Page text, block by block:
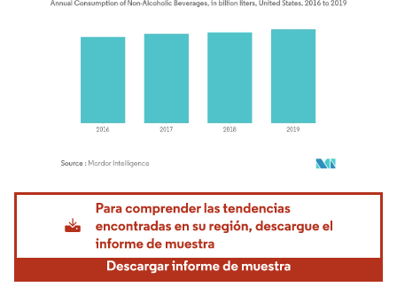
Imagen © Mordor Intelligence. El uso requiere atribución según CC BY 4.0.